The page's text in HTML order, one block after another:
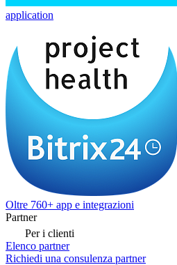
application
Oltre 760+ app e integrazioni
Partner
Per i clienti
Elenco partner
Richiedi una consulenza partner